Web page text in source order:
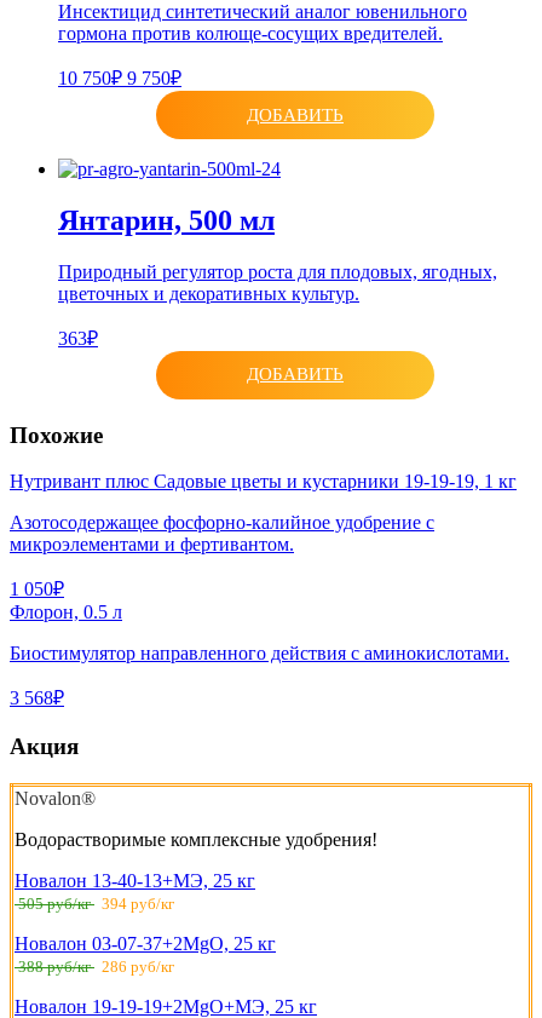
Инсектицид синтетический аналог ювенильного
гормона против колюще-сосущих вредителей.
10 750₽ 9 750₽
ДОБАВИТЬ
Янтарин, 500 мл
Природный регулятор роста для плодовых, ягодных,
цветочных и декоративных культур.
363₽
ДОБАВИТЬ
Похожие
Нутривант плюс Садовые цветы и кустарники 19-19-19, 1 кг
Азотосодержащее фосфорно-калийное удобрение с
микроэлементами и фертивантом.
1 050₽
Флорон, 0.5 л
Биостимулятор направленного действия с ами­нокислотами.
3 568₽
Акция
Novalon®
Водорастворимые комплексные удобрения!
Новалон 13-40-13+МЭ, 25 кг
505 руб/кг 394 руб/кг
Новалон 03-07-37+2MgO, 25 кг
388 руб/кг 286 руб/кг
Новалон 19-19-19+2MgO+МЭ, 25 кг